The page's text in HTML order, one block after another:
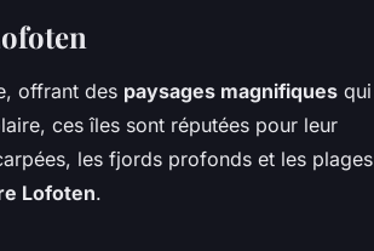
offrant des paysages magnifiques qui
ces îles sont réputées pour leur
les fjords profonds et les plages
Lofoten.